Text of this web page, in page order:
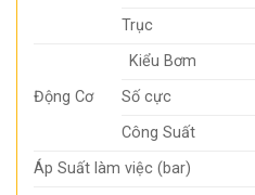
Trục
Động Cơ
Kiểu Bơm
Số cực
Công Suất
Áp Suất làm việc (bar)